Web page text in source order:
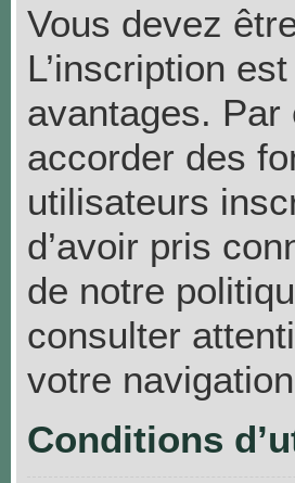
Vous devez
L’inscription
avantages. Par
accorder des
utilisateurs
d’avoir pris
de notre
consulter
votre
Conditions